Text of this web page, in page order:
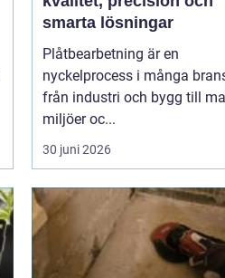
smarta lösningar
Plåtbearbetning är en
nyckelprocess i många
från industri och bygg till
miljöer oc...
30 juni 2026